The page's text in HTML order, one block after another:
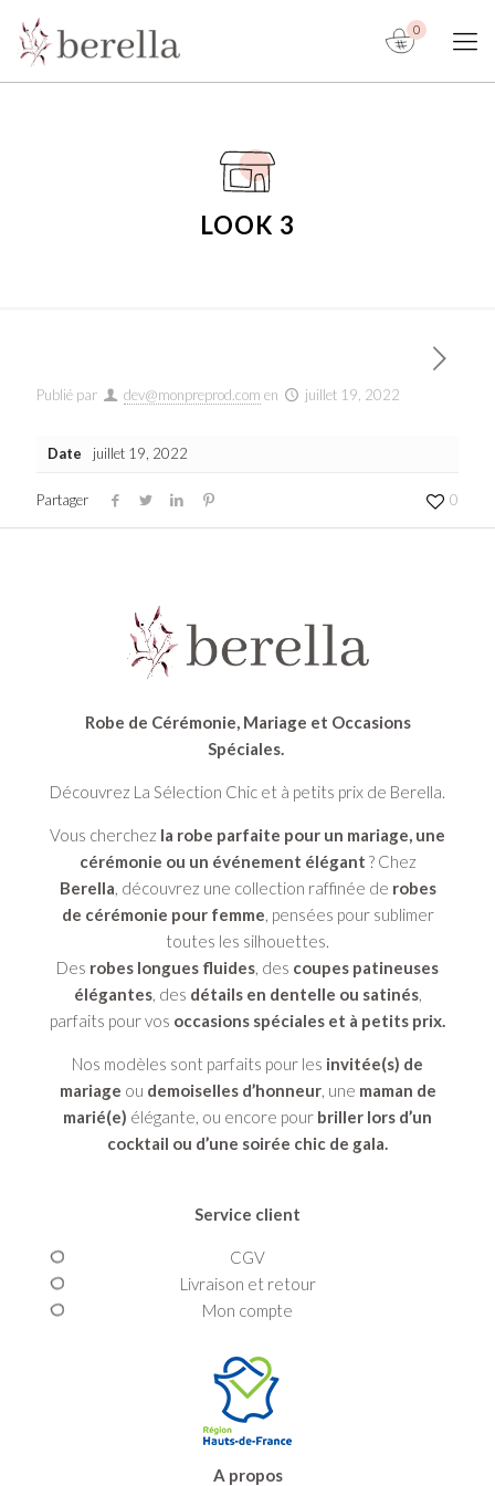
0
LOOK 3
Publié par dev@monpreprod.com en juillet 19, 2022
Date juillet 19, 2022
Partager 0
Robe de Cérémonie, Mariage et Occasions
Spéciales.
Découvrez La Sélection Chic et à petits prix de Berella.
Vous cherchez la robe parfaite pour un mariage, une
cérémonie ou un événement élégant ? Chez
Berella, découvrez une collection raffinée de robes
de cérémonie pour femme, pensées pour sublimer
toutes les silhouettes.
Des robes longues fluides, des coupes patineuses
élégantes, des détails en dentelle ou satinés,
parfaits pour vos occasions spéciales et à petits prix.
Nos modèles sont parfaits pour les invitée(s) de
mariage ou demoiselles d’honneur, une maman de
marié(e) élégante, ou encore pour briller lors d’un
cocktail ou d’une soirée chic de gala.
Service client
CGV
Livraison et retour
Mon compte
A propos